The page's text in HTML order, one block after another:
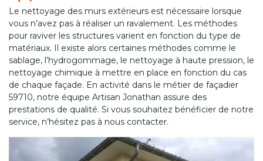
Le nettoyage des murs extérieurs est nécessaire lorsque
vous n’avez pas à réaliser un ravalement. Les méthodes
pour raviver les structures varient en fonction du type de
matériaux. Il existe alors certaines méthodes comme le
sablage, l’hydrogommage, le nettoyage à haute pression, le
nettoyage chimique à mettre en place en fonction du cas
de chaque façade. En activité dans le métier de façadier
59710, notre équipe Artisan Jonathan assure des
prestations de qualité. Si vous souhaitez bénéficier de notre
service, n’hésitez pas à nous contacter.